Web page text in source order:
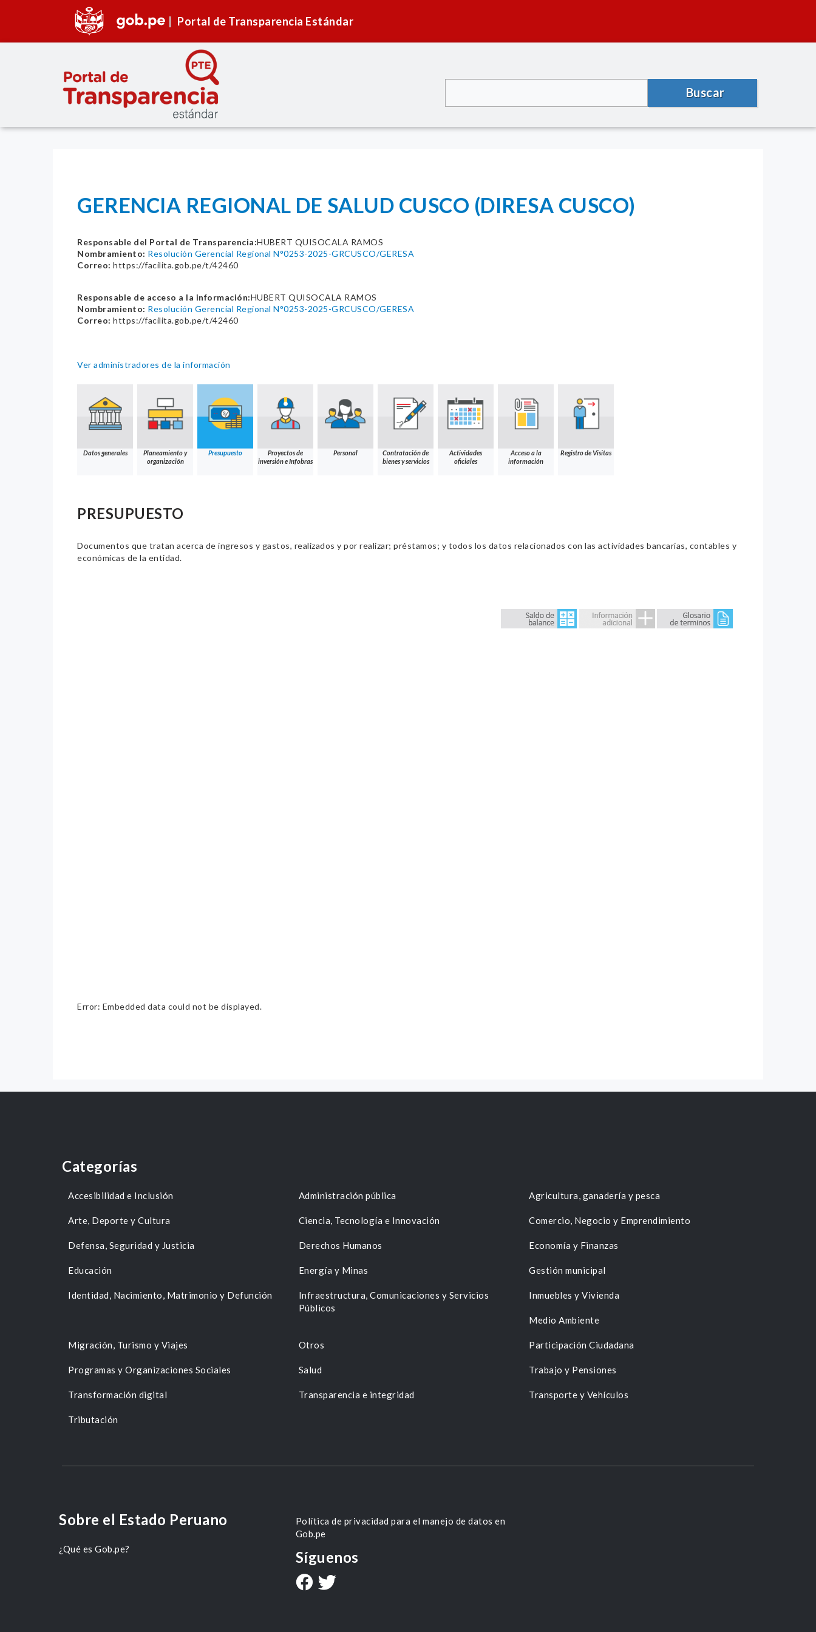
Portal de Transparencia Estándar
Buscar
GERENCIA REGIONAL DE SALUD CUSCO (DIRESA CUSCO)
Responsable del Portal de Transparencia:HUBERT QUISOCALA RAMOS
Nombramiento: Resolución Gerencial Regional N°0253-2025-GRCUSCO/GERESA
Correo: https://facilita.gob.pe/t/42460
Responsable de acceso a la información:HUBERT QUISOCALA RAMOS
Nombramiento: Resolución Gerencial Regional N°0253-2025-GRCUSCO/GERESA
Correo: https://facilita.gob.pe/t/42460
Ver administradores de la información
Datos generales
Planeamiento y
organización
Presupuesto
Proyectos de
inversión e Infobras
Personal
Contratación de
bienes y servicios
Actividades
oficiales
Acceso a la
información
Registro de Visitas
PRESUPUESTO
Documentos que tratan acerca de ingresos y gastos, realizados y por realizar; préstamos; y todos los datos relacionados con las actividades bancarias, contables y
económicas de la entidad.
Error: Embedded data could not be displayed.
Categorías
Accesibilidad e Inclusión Administración pública Agricultura, ganadería y pesca
Arte, Deporte y Cultura Ciencia, Tecnología e Innovación Comercio, Negocio y Emprendimiento
Defensa, Seguridad y Justicia Derechos Humanos Economía y Finanzas
Educación Energía y Minas Gestión municipal
Identidad, Nacimiento, Matrimonio y Defunción
Infraestructura, Comunicaciones y Servicios
Públicos
Inmuebles y Vivienda
Medio Ambiente
Migración, Turismo y Viajes Otros Participación Ciudadana
Programas y Organizaciones Sociales Salud Trabajo y Pensiones
Transformación digital Transparencia e integridad Transporte y Vehículos
Tributación
Sobre el Estado Peruano
¿Qué es Gob.pe?
Política de privacidad para el manejo de datos en
Gob.pe
Síguenos